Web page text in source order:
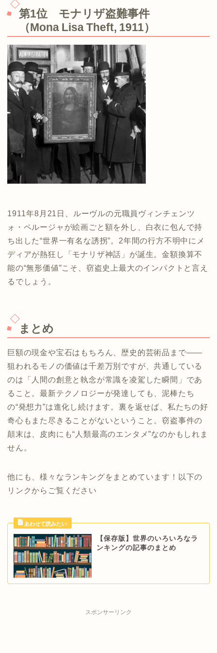
第1位 モナリザ盗難事件
（Mona Lisa Theft, 1911）
1911年8月21日、ルーヴルの元職員ヴィンチェンツ
ォ・ペルージャが絵画ごと額を外し、白衣に包んで持
ち出した“世界一有名な誘拐”。2年間の行方不明中にメ
ディアが熱狂し「モナリザ神話」が誕生。金額換算不
能の“無形価値”こそ、窃盗史上最大のインパクトと言え
るでしょう。
まとめ
巨額の現金や宝石はもちろん、歴史的芸術品まで——
狙われるモノの価値は千差万別ですが、共通している
のは「人間の創意と執念が常識を凌駕した瞬間」であ
ること。最新テクノロジーが発達しても、泥棒たち
の“発想力”は進化し続けます。裏を返せば、私たちの好
奇心もまた尽きることがないということ。窃盗事件の
顛末は、皮肉にも“人類最高のエンタメ”なのかもしれま
せん。
他にも、様々なランキングをまとめています！以下の
リンクからご覧ください
【保存版】世界のいろいろなラ
ンキングの記事のまとめ
スポンサーリンク